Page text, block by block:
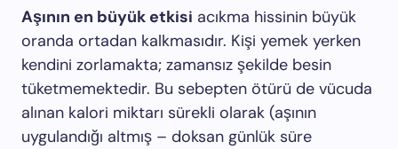
Aşının en büyük etkisi acıkma hissinin büyük
oranda ortadan kalkmasıdır. Kişi yemek yerken
kendini zorlamakta; zamansız şekilde besin
tüketmemektedir. Bu sebepten ötürü de vücuda
alınan kalori miktarı sürekli olarak (aşının
uygulandığı altmış – doksan günlük süre